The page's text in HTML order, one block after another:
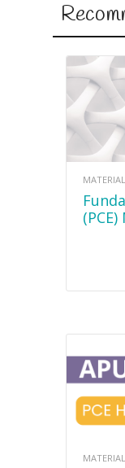
MATERIAL
Fundamentos Artístico